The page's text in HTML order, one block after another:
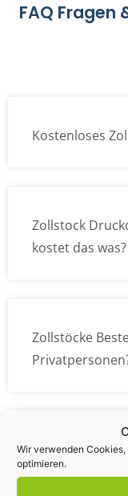
Wir verwenden
optimieren.
FAQ Fragen
Kostenloses
Zollstock
kostet das was?
Zollstöcke
Wie kann ich
übermitteln?